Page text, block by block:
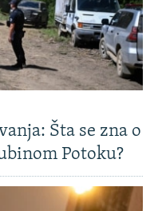
Šta se zna o
Potoku?